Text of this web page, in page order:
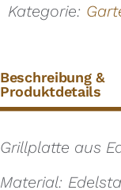
Kategorie:
Beschreibung &
Produktdetails
Grillplatte aus
Material: